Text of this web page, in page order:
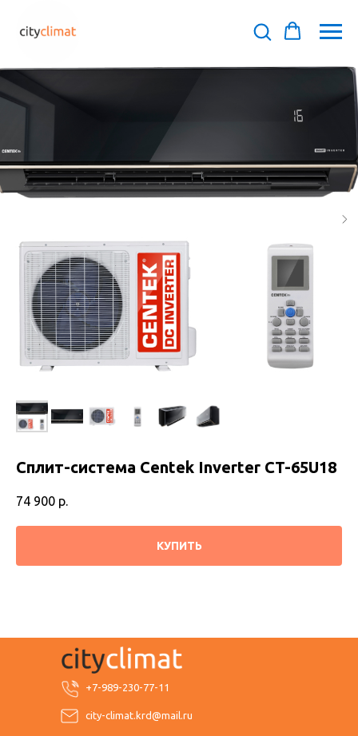
Сплит-система Centek Inverter CT-65U18
74 900 р.
КУПИТЬ
city-climat.krd@mail.ru
+7-989-230-77-11